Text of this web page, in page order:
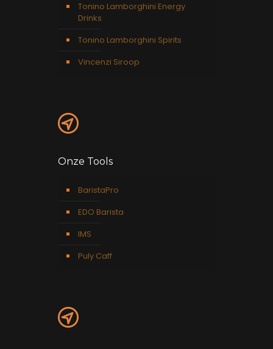
Tonino Lamborghini Energy
Drinks
Tonino Lamborghini Spirits
Vincenzi Siroop
Onze Tools
BaristaPro
EDO Barista
IMS
Puly Caff